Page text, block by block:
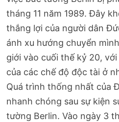
tháng 11 năm 1989. Đây
thắng lợi của người dân
ánh xu hướng chuyển
giới vào cuối thế kỷ 20,
của các chế độ độc tài ở
Quá trình thống nhất của
nhanh chóng sau sự kiện
tường Berlin. Vào ngày 3